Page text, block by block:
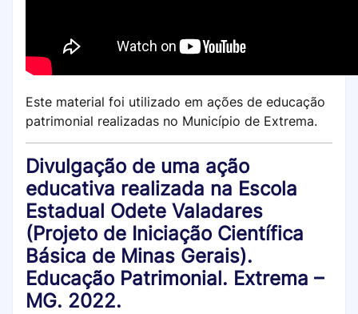
Este material foi utilizado em ações de educação
patrimonial realizadas no Município de Extrema.
Divulgação de uma ação
educativa realizada na Escola
Estadual Odete Valadares
(Projeto de Iniciação Científica
Básica de Minas Gerais).
Educação Patrimonial. Extrema –
MG. 2022.